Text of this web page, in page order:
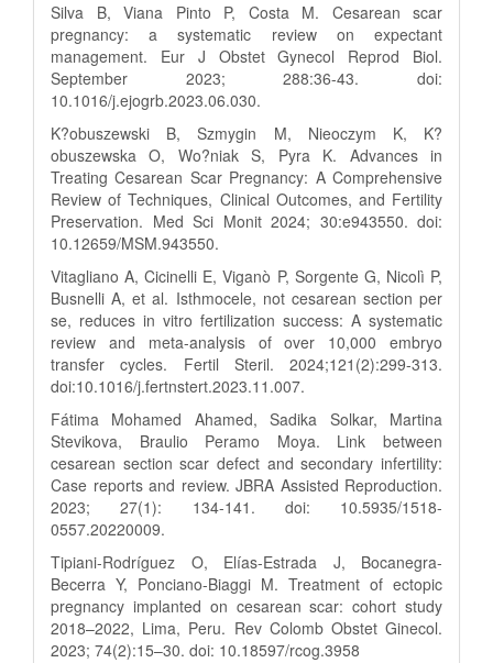
Silva B, Viana Pinto P, Costa M. Cesarean scar
pregnancy: a systematic review on expectant
management. Eur J Obstet Gynecol Reprod Biol.
September 2023; 288:36-43. doi:
10.1016/j.ejogrb.2023.06.030.
K?obuszewski B, Szmygin M, Nieoczym K, K?
obuszewska O, Wo?niak S, Pyra K. Advances in
Treating Cesarean Scar Pregnancy: A Comprehensive
Review of Techniques, Clinical Outcomes, and Fertility
Preservation. Med Sci Monit 2024; 30:e943550. doi:
10.12659/MSM.943550.
Vitagliano A, Cicinelli E, Viganò P, Sorgente G, Nicolì P,
Busnelli A, et al. Isthmocele, not cesarean section per
se, reduces in vitro fertilization success: A systematic
review and meta-analysis of over 10,000 embryo
transfer cycles. Fertil Steril. 2024;121(2):299-313.
doi:10.1016/j.fertnstert.2023.11.007.
Fátima Mohamed Ahamed, Sadika Solkar, Martina
Stevikova, Braulio Peramo Moya. Link between
cesarean section scar defect and secondary infertility:
Case reports and review. JBRA Assisted Reproduction.
2023; 27(1): 134-141. doi: 10.5935/1518-
0557.20220009.
Tipiani-Rodríguez O, Elías-Estrada J, Bocanegra-
Becerra Y, Ponciano-Biaggi M. Treatment of ectopic
pregnancy implanted on cesarean scar: cohort study
2018–2022, Lima, Peru. Rev Colomb Obstet Ginecol.
2023; 74(2):15–30. doi: 10.18597/rcog.3958